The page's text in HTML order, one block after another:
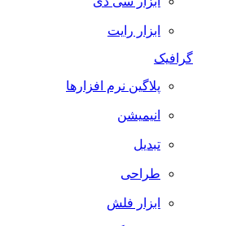
ابزار رایت
گرافیک
پلاگین نرم افزارها
انیمیشن
تبدیل
طراحی
ابزار فلش